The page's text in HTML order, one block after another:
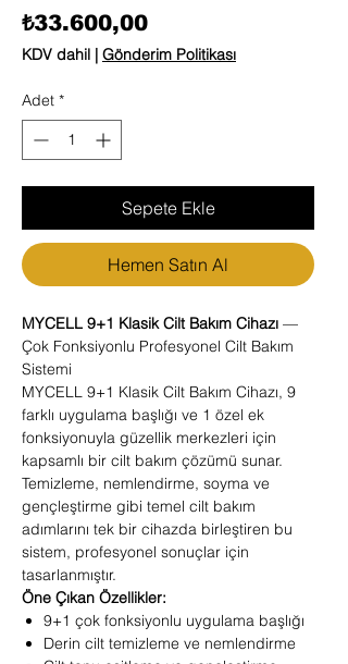
₺33.600,00Fiyat
KDV dahil | Gönderim Politikası
Adet *
Sepete Ekle
Hemen Satın Al
MYCELL 9+1 Klasik Cilt Bakım Cihazı —
Çok Fonksiyonlu Profesyonel Cilt Bakım
Sistemi
MYCELL 9+1 Klasik Cilt Bakım Cihazı, 9
farklı uygulama başlığı ve 1 özel ek
fonksiyonuyla güzellik merkezleri için
kapsamlı bir cilt bakım çözümü sunar.
Temizleme, nemlendirme, soyma ve
gençleştirme gibi temel cilt bakım
adımlarını tek bir cihazda birleştiren bu
sistem, profesyonel sonuçlar için
tasarlanmıştır.
Öne Çıkan Özellikler:
9+1 çok fonksiyonlu uygulama başlığı
Derin cilt temizleme ve nemlendirme